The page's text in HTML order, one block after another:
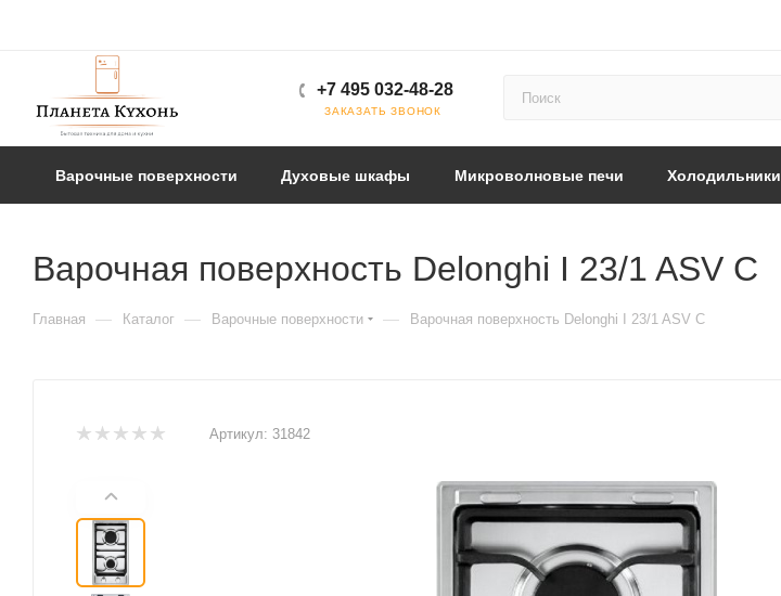
+7 495 032-48-28
ЗАКАЗАТЬ ЗВОНОК
Варочные поверхности Духовые шкафы Микроволновые печи Холодильники
Варочная поверхность Delonghi I 23/1 ASV C
Главная — Каталог — Варочные поверхности — Варочная поверхность Delonghi I 23/1 ASV C
Артикул: 31842